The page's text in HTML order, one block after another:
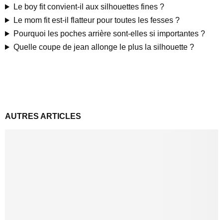
Le boy fit convient-il aux silhouettes fines ?
Le mom fit est-il flatteur pour toutes les fesses ?
Pourquoi les poches arrière sont-elles si importantes ?
Quelle coupe de jean allonge le plus la silhouette ?
AUTRES ARTICLES